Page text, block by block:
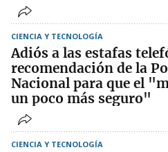
CIENCIA Y TECNOLOGÍA
Adiós a las estafas
recomendación de la
Nacional para que el
un poco más seguro"
CIENCIA Y TECNOLOGÍA